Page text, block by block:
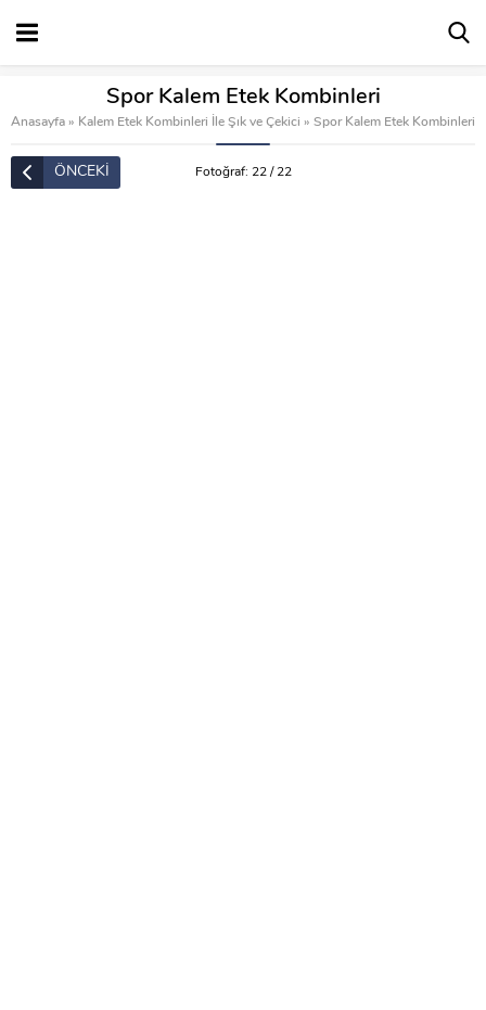
Spor Kalem Etek Kombinleri
Anasayfa » Kalem Etek Kombinleri İle Şık ve Çekici » Spor Kalem Etek Kombinleri
ÖNCEKİ Fotoğraf: 22 / 22